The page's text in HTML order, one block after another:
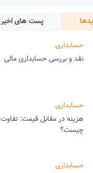
پست های اخیر
حسابداری
نقد و بررسی حسابداری مالی
حسابداری
هزینه در مقابل قیمت: تفاوت
چیست؟
حسابداری